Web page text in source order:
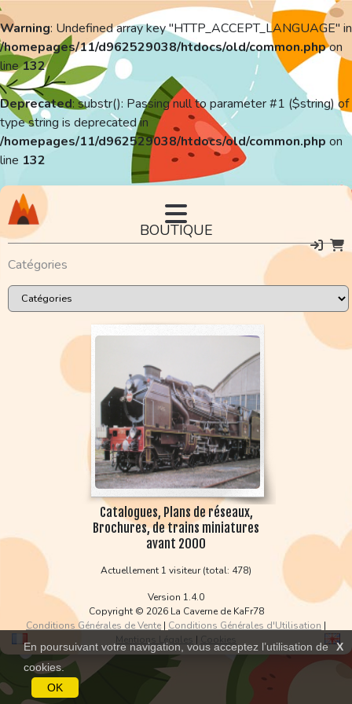
Warning: Undefined array key "HTTP_ACCEPT_LANGUAGE" in
/homepages/11/d962529038/htdocs/old/common.phpon
line132
Deprecated: substr(): Passing null to parameter #1 ($string) of
type string is deprecated in
/homepages/11/d962529038/htdocs/old/common.php on
line 132
BOUTIQUE
Catégories
Catalogues, Plans de réseaux,
Brochures, de trains miniatures
avant 2000
Actuellement 1 visiteur (total: 478)
Version 1.4.0
Copyright © 2026 La Caverne de KaFr78
Conditions Générales de Vente | Conditions Générales d'Utilisation |
Mentions Légales
| Cookies
X
En poursuivant votre navigation, vous acceptez l’utilisation de
cookies.
OK